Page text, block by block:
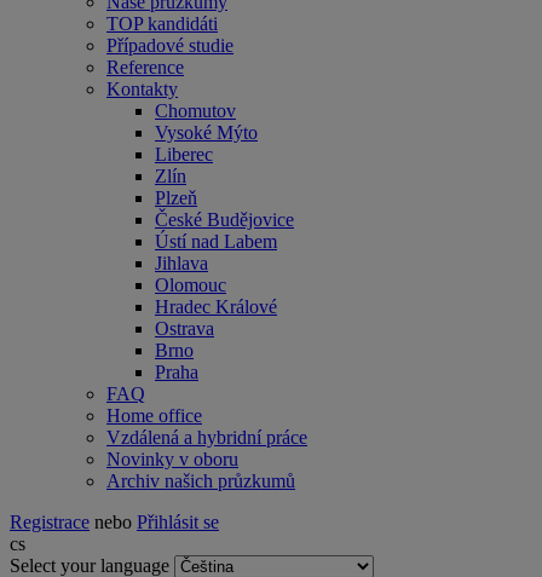
TOP kandidáti
Případové studie
Reference
Kontakty
Chomutov
Vysoké Mýto
Liberec
Zlín
Plzeň
České Budějovice
Ústí nad Labem
Jihlava
Olomouc
Hradec Králové
Ostrava
Brno
Praha
FAQ
Home office
Vzdálená a hybridní práce
Novinky v oboru
Archiv našich průzkumů
Registrace nebo Přihlásit se
cs
Select your language